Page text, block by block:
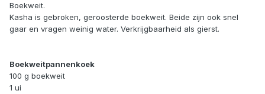
Boekweit.
Kasha is gebroken, geroosterde boekweit. Beide zijn ook snel
gaar en vragen weinig water. Verkrijgbaarheid als gierst.
Boekweitpannenkoek
100 g boekweit
1 ui